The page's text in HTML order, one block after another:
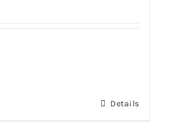
Details